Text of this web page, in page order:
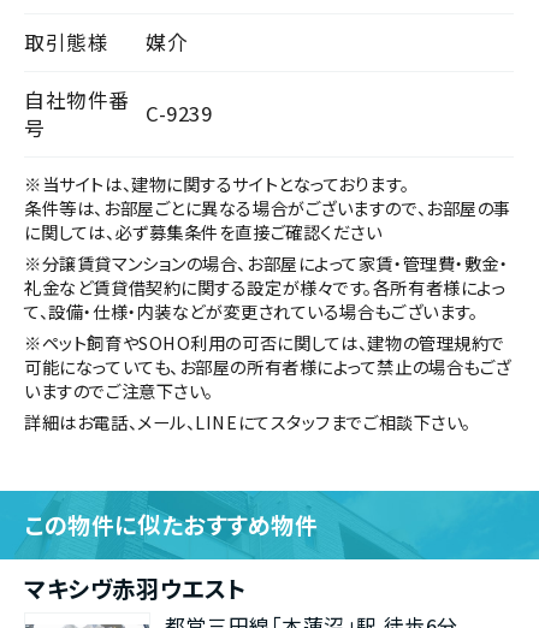
取引態様
媒介
自社物件番
号
C-9239
※当サイトは、建物に関するサイトとなっております。
条件等は、お部屋ごとに異なる場合がございますので、お部屋の事
に関しては、必ず募集条件を直接ご確認ください
※分譲賃貸マンションの場合、お部屋によって家賃・管理費・敷金・
礼金など賃貸借契約に関する設定が様々です。各所有者様によっ
て、設備・仕様・内装などが変更されている場合もございます。
※ペット飼育やSOHO利用の可否に関しては、建物の管理規約で
可能になっていても、お部屋の所有者様によって禁止の場合もござ
いますのでご注意下さい。
詳細はお電話、メール、LINEにてスタッフまでご相談下さい。
この物件に似たおすすめ物件
マキシヴ赤羽ウエスト